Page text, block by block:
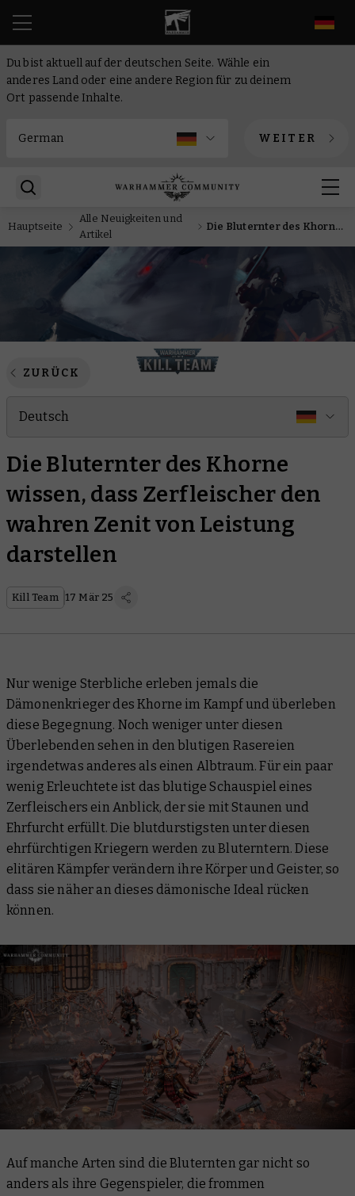
Du bist aktuell auf der deutschen Seite. Wähle ein
anderes Land oder eine andere Region für zu deinem
Ort passende Inhalte.
WEITER
Hauptseite
Alle Neuigkeiten und
Artikel
Die Bluternter des Khorne wissen, dass Zerfleischer den wahren Zenit von Leistung darstellen
ZURÜCK
Deutsch
Die Bluternter des Khorne
wissen, dass Zerfleischer den
wahren Zenit von Leistung
darstellen
Kill Team 17 Mär 25
Nur wenige Sterbliche erleben jemals die
Dämonenkrieger des Khorne im Kampf und überleben
diese Begegnung. Noch weniger unter diesen
Überlebenden sehen in den blutigen Rasereien
irgendetwas anderes als einen Albtraum. Für ein paar
wenig Erleuchtete ist das blutige Schauspiel eines
Zerfleischers ein Anblick, der sie mit Staunen und
Ehrfurcht erfüllt. Die blutdurstigsten unter diesen
ehrfürchtigen Kriegern werden zu Bluterntern. Diese
elitären Kämpfer verändern ihre Körper und Geister, so
dass sie näher an dieses dämonische Ideal rücken
können.
Auf manche Arten sind die Bluternten gar nicht so
anders als ihre Gegenspieler, die frommen